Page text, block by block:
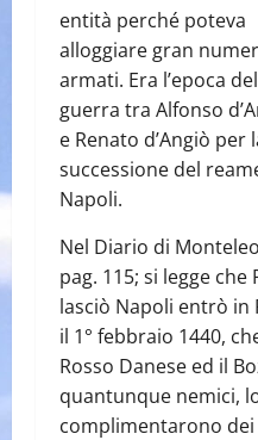
entità perché poteva
alloggiare gran
armati. Era l’epoca
guerra tra Alfonso
e Renato d’Angiò per
successione del
Napoli.
Nel Diario di
pag. 115; si legge che
lasciò Napoli entrò in
il 1° febbraio 1440,
Rosso Danese ed il
quantunque nemici,
complimentarono